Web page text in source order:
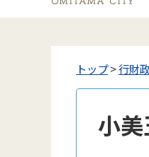
トップ>行財
小